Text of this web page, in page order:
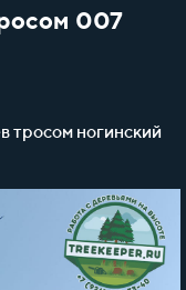
007
тросом ногинский